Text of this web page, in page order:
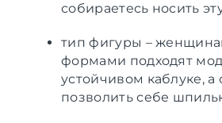
собираетесь носить
тип фигуры –
формами подходят
устойчивом каблуке,
позволить себе